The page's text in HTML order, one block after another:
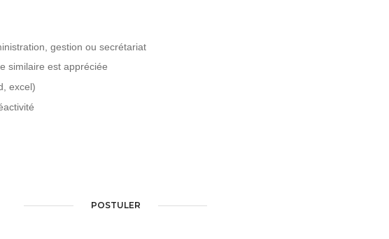
gestion ou secrétariat
similaire est appréciée
excel)
POSTULER